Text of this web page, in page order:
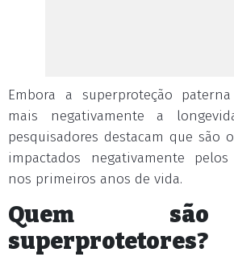
Embora a superproteção
mais negativamente a
pesquisadores destacam que são
impactados negativamente
nos primeiros anos de vida.
Quem
superprotetores?